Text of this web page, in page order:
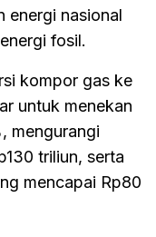
energi nasional
fosil.
kompor gas ke
untuk menekan
mengurangi
triliun, serta
mencapai Rp80